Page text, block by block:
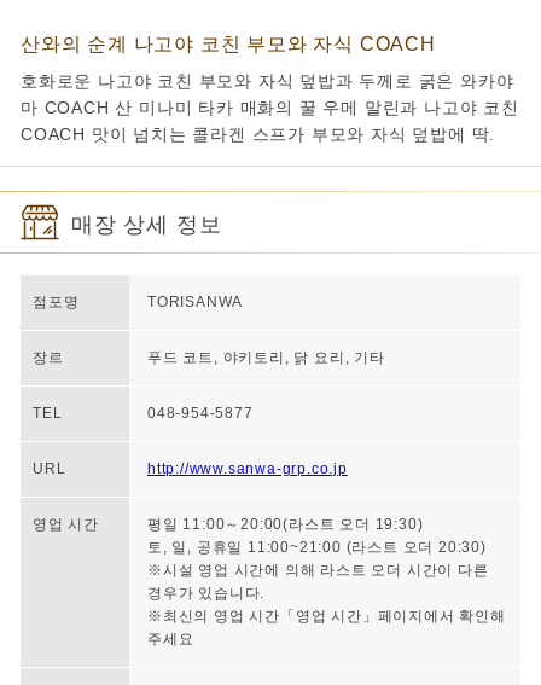
산와의 순계 나고야 코친 부모와 자식 COACH
호화로운 나고야 코친 부모와 자식 덮밥과 두께로 굵은 와카야
마 COACH 산 미나미 타카 매화의 꿀 우메 말린과 나고야 코친
COACH 맛이 넘치는 콜라겐 스프가 부모와 자식 덮밥에 딱.
매장 상세 정보
점포명 TORISANWA
장르 푸드 코트, 야키토리, 닭 요리, 기타
TEL 048-954-5877
URL http://www.sanwa-grp.co.jp
영업 시간
평일 11:00～20:00(라스트 오더 19:30)
토, 일, 공휴일 11:00~21:00 (라스트 오더 20:30)
※시설 영업 시간에 의해 라스트 오더 시간이 다른
경우가 있습니다.
※최신의 영업 시간「영업 시간」페이지에서 확인해
주세요